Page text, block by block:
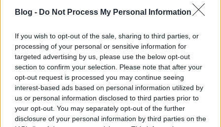
Blog - Do Not Process My Personal Information
If you wish to opt-out of the sale, sharing to third parties, or
processing of your personal or sensitive information for
targeted advertising by us, please use the below opt-out
section to confirm your selection. Please note that after your
opt-out request is processed you may continue seeing
interest-based ads based on personal information utilized by
us or personal information disclosed to third parties prior to
your opt-out. You may separately opt-out of the further
disclosure of your personal information by third parties on the